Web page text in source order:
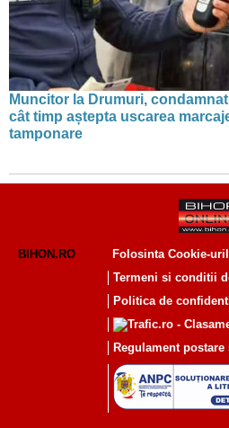
Muncitor la Drumuri,
cât timp aștepta uscarea
tamponare
BIHON.RO
Folosinta Cookie-
Termeni si conditii
Politica de
Regulament